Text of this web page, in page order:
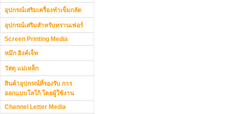
อุปกรณ์เสริมเครื่องทำเข็มกลัด
อุปกรณ์เสริมสำหรับทรานเฟอร์
Screen Printing Media
หมึก อิงค์เจ็ท
วัสดุ แม่เหล็ก
สินค้าอุปกรณ์ที่รองรับ การ
ออกแบบโลโก้ โดยผู้ใช้งาน
Channel Letter Media